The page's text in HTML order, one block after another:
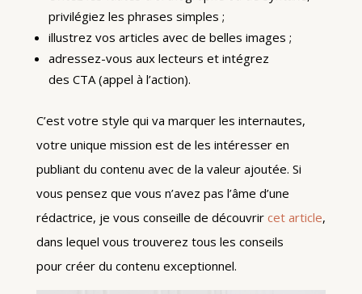
privilégiez les phrases simples ;
illustrez vos articles avec de belles images ;
adressez-vous aux lecteurs et intégrez
des CTA (appel à l’action).
C’est votre style qui va marquer les internautes,
votre unique mission est de les intéresser en
publiant du contenu avec de la valeur ajoutée. Si
vous pensez que vous n’avez pas l’âme d’une
rédactrice, je vous conseille de découvrir cet article,
dans lequel vous trouverez tous les conseils
pour créer du contenu exceptionnel.